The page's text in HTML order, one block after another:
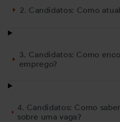
2. Candidatos: Como
3. Candidatos: Como
emprego?
4. Candidatos: Como
sobre uma vaga?